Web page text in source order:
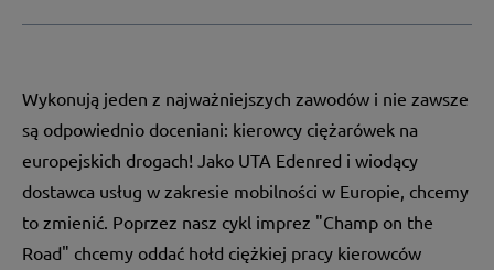
Wykonują jeden z najważniejszych zawodów i nie zawsze
są odpowiednio doceniani: kierowcy ciężarówek na
europejskich drogach! Jako UTA Edenred i wiodący
dostawca usług w zakresie mobilności w Europie, chcemy
to zmienić. Poprzez nasz cykl imprez "Champ on the
Road" chcemy oddać hołd ciężkiej pracy kierowców